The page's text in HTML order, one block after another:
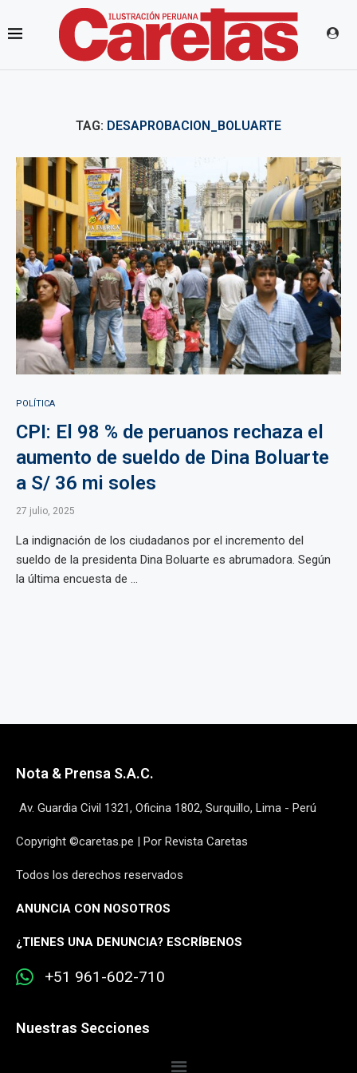
TAG: DESAPROBACION_BOLUARTE
POLÍTICA
CPI: El 98 % de peruanos rechaza el
aumento de sueldo de Dina Boluarte
a S/ 36 mi soles
27 julio, 2025
La indignación de los ciudadanos por el incremento del
sueldo de la presidenta Dina Boluarte es abrumadora. Según
la última encuesta de ...
Nota & Prensa S.A.C.
Av. Guardia Civil 1321, Oficina 1802, Surquillo, Lima - Perú
Copyright ©caretas.pe | Por Revista Caretas
Todos los derechos reservados
ANUNCIA CON NOSOTROS
¿TIENES UNA DENUNCIA? ESCRÍBENOS
+51 961-602-710
Nuestras Secciones